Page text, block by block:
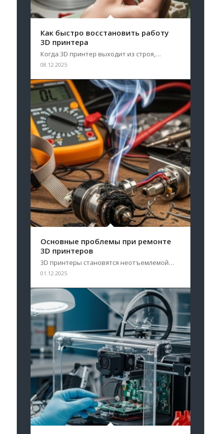
Как быстро восстановить работу
3D принтера
Когда 3D принтер выходит из строя,…
08.12.2025
Основные проблемы при ремонте
3D принтеров
3D принтеры становятся неотъемлемой…
01.12.2025